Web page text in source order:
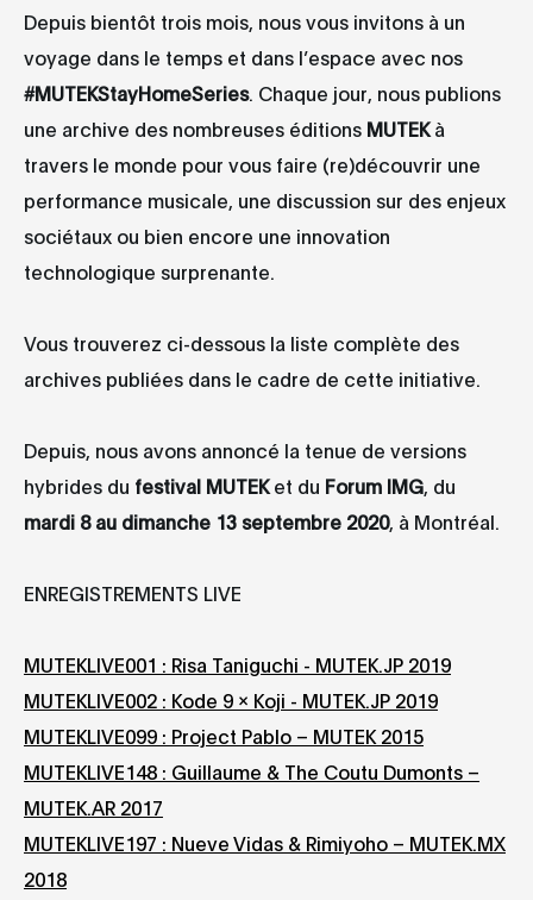
Depuis bientôt trois mois, nous vous invitons à un
voyage dans le temps et dans l’espace avec nos
#MUTEKStayHomeSeries. Chaque jour, nous publions
une archive des nombreuses éditions MUTEKà
travers le monde pour vous faire (re)découvrir une
performance musicale, une discussion sur des enjeux
sociétaux ou bien encore une innovation
technologique surprenante.
Vous trouverez ci-dessous la liste complète des
archives publiées dans le cadre de cette initiative.
Depuis, nous avons annoncé la tenue de versions
hybrides du festival MUTEKet du Forum IMG , du
mardi 8 au dimanche 13 septembre 2020, à Montréal.
ENREGISTREMENTS LIVE
MUTEKLIVE001 : Risa Taniguchi - MUTEK.JP 2019
MUTEKLIVE002 : Kode 9 x Koji - MUTEK.JP 2019
MUTEKLIVE099 : Project Pablo – MUTEK 2015
MUTEKLIVE148 : Guillaume & The Coutu Dumonts –
MUTEK.AR 2017
MUTEKLIVE197 : Nueve Vidas & Rimiyoho – MUTEK.MX
2018